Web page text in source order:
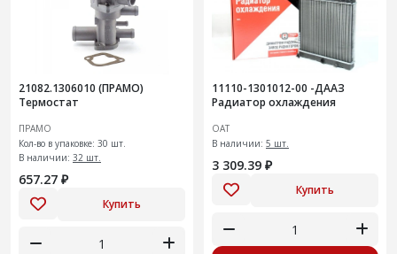
21082.1306010 (ПРАМО)
Термостат
ПРАМО
Кол-во в упаковке: 30 шт.
В наличии: 32 шт.
657.27 ₽
Купить
11110-1301012-00 -ДААЗ
Радиатор охлаждения
ОАТ
В наличии: 5 шт.
3 309.39 ₽
Купить